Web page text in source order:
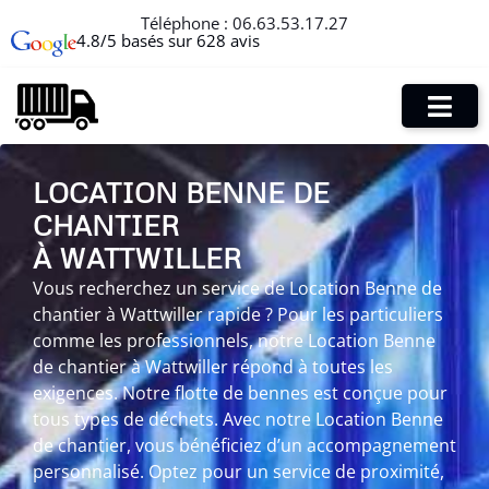
Téléphone : 06.63.53.17.27
4.8/5 basés sur 628 avis
LOCATION BENNE DE
CHANTIER
À WATTWILLER
Vous recherchez un service de Location Benne de
chantier à Wattwiller rapide ? Pour les particuliers
comme les professionnels, notre Location Benne
de chantier à Wattwiller répond à toutes les
exigences. Notre flotte de bennes est conçue pour
tous types de déchets. Avec notre Location Benne
de chantier, vous bénéficiez d’un accompagnement
personnalisé. Optez pour un service de proximité,